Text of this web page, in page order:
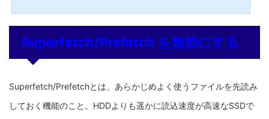
Superfetch/Prefetch を無効にする
Superfetch/Prefetchとは、あらかじめよく使うファイルを先読み
しておく機能のこと。HDDよりも遥かに読込速度が高速なSSDで